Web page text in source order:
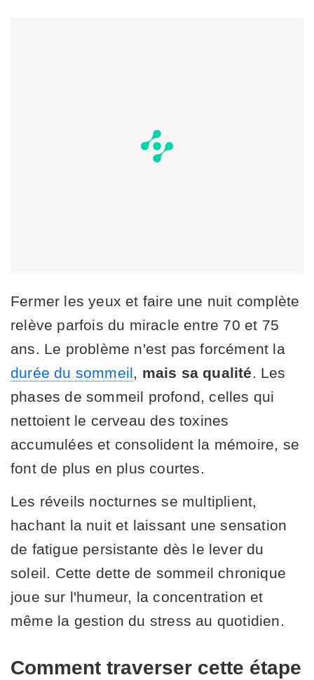
Fermer les yeux et faire une nuit complète
relève parfois du miracle entre 70 et 75
ans. Le problème n'est pas forcément la
durée du sommeil, mais sa qualité. Les
phases de sommeil profond, celles qui
nettoient le cerveau des toxines
accumulées et consolident la mémoire, se
font de plus en plus courtes.
Les réveils nocturnes se multiplient,
hachant la nuit et laissant une sensation
de fatigue persistante dès le lever du
soleil. Cette dette de sommeil chronique
joue sur l'humeur, la concentration et
même la gestion du stress au quotidien.
Comment traverser cette étape